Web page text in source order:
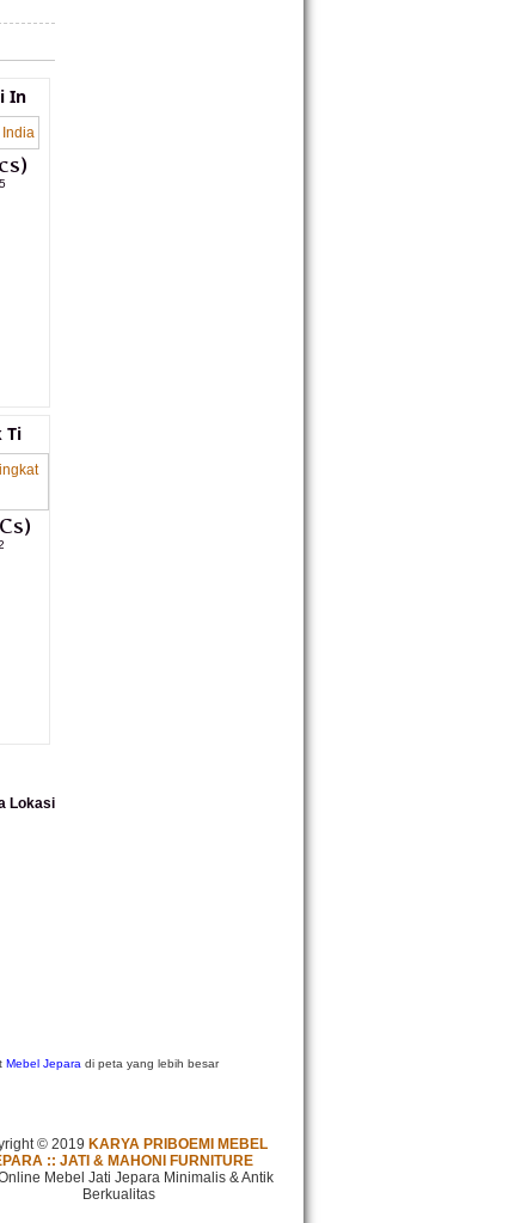
In
Ti
Lokasi
Mebel Jepara di peta yang lebih besar
© 2019 KARYA PRIBOEMI MEBEL
:: JATI & MAHONI FURNITURE
Mebel Jati Jepara Minimalis & Antik
Berkualitas